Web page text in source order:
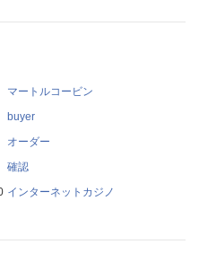
マートルコービン
buyer
オーダー
確認
インターネットカジノ